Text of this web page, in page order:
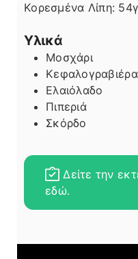
Κορεσμένα Λίπη: 54
Υλικά
Μοσχάρι
Κεφαλογραβιέρα
Ελαιόλαδο
Πιπεριά
Σκόρδο
Δείτε την
εδώ.